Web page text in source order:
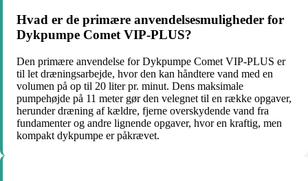
Hvad er de primære anvendelsesmuligheder for
Dykpumpe Comet VIP-PLUS?
Den primære anvendelse for Dykpumpe Comet VIP-PLUS er
til let dræningsarbejde, hvor den kan håndtere vand med en
volumen på op til 20 liter pr. minut. Dens maksimale
pumpehøjde på 11 meter gør den velegnet til en række opgaver,
herunder dræning af kældre, fjerne overskydende vand fra
fundamenter og andre lignende opgaver, hvor en kraftig, men
kompakt dykpumpe er påkrævet.